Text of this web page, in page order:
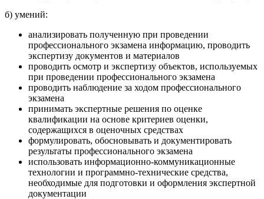
б) умений:
анализировать полученную при проведении
профессионального экзамена информацию, проводить
экспертизу документов и материалов
проводить осмотр и экспертизу объектов, используемых
при проведении профессионального экзамена
проводить наблюдение за ходом профессионального
экзамена
принимать экспертные решения по оценке
квалификации на основе критериев оценки,
содержащихся в оценочных средствах
формулировать, обосновывать и документировать
результаты профессионального экзамена
использовать информационно-коммуникационные
технологии и программно-технические средства,
необходимые для подготовки и оформления экспертной
документации